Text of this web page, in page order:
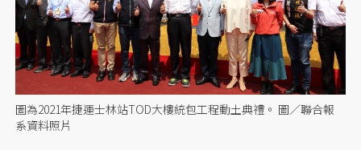
圖為2021年捷運士林站TOD大樓統包工程動土典禮。 圖／聯合報
系資料照片